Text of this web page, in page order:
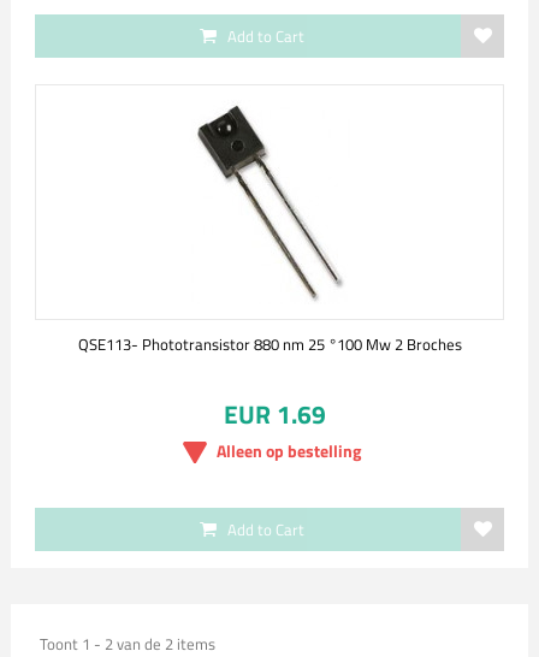
Add to Cart
QSE113- Phototransistor 880 nm 25 °100 Mw 2 Broches
EUR 1.69
Alleen op bestelling
Add to Cart
Toont 1 - 2 van de 2 items